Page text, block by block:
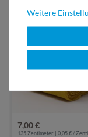
7,00 €
135 Zentimeter | 0,05 € /
Weitere